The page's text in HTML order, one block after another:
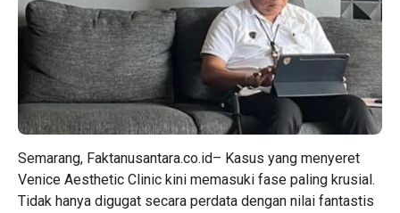
Semarang, Faktanusantara.co.id– Kasus yang menyeret
Venice Aesthetic Clinic kini memasuki fase paling krusial.
Tidak hanya digugat secara perdata dengan nilai fantastis